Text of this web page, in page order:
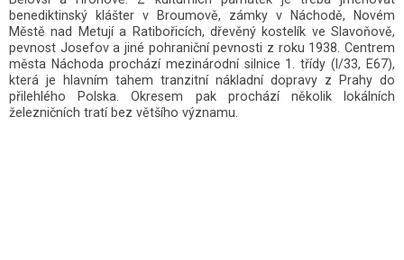
benediktinský klášter v Broumově, zámky v Náchodě, Novém
Městě nad Metují a Ratibořicích, dřevěný kostelík ve Slavoňově,
pevnost Josefov a jiné pohraniční pevnosti z roku 1938. Centrem
města Náchoda prochází mezinárodní silnice 1. třídy (I/33, E67),
která je hlavním tahem tranzitní nákladní dopravy z Prahy do
přilehlého Polska. Okresem pak prochází několik lokálních
železničních tratí bez většího významu.